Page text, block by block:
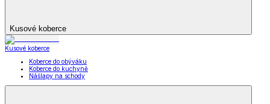
Kusové koberce
Kusové koberce
Koberce do obýváku
Koberce do kuchyně
Nášlapy na schody